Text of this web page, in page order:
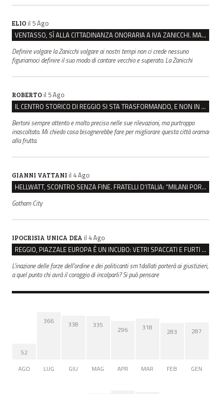
ELIO il 5 Ago
VENTASSO, SÌ ALLA CITTADINANZA ONORARIA A IVA ZANICCHI. MA BARGIACCHI: “È DI PESSIMO GUSTO”
Definire volgare la Zanicchi volgare ai nostri tempi non ci crede nessuno
figuriamoci definire il suo modo di cantare vecchio e superato. La Zanicchi
ROBERTO il 5 Ago
IL CENTRO STORICO DI REGGIO SI STA TRASFORMANDO, E NON IN MEGLIO
Bertoni sempre attento e molto preciso nelle sue rilevazioni, ma purtroppo
inascoltato. Mi chiedo cosa bisognerebbe fare per migliorare questa città oramai
alla frutta.
GIANNI VATTANI il 4 Ago
HELLWATT, SCONTRO SENZA FINE. FRATELLI D’ITALIA: “MILANI PORTA DOCUMENTI, DE FRANCO INSULTI”
Gotham City
IPOCRISIA UNICA DEA il 4 Ago
REGGIO, PIAZZALE EUROPA È UN INCUBO: VETRI SPACCATI E FURTI SULLE AUTO IN SOSTA
L'inazione delle forze dell'ordine e dei politicanti sm1dollati porterà ai giustizieri,
a quel punto chi avrà il coraggio di incolparli? Si può pensare
52
AGO
366
LUG
338
GIU
335
MAG
296
APR
318
MAR
283
FEB
287
GEN